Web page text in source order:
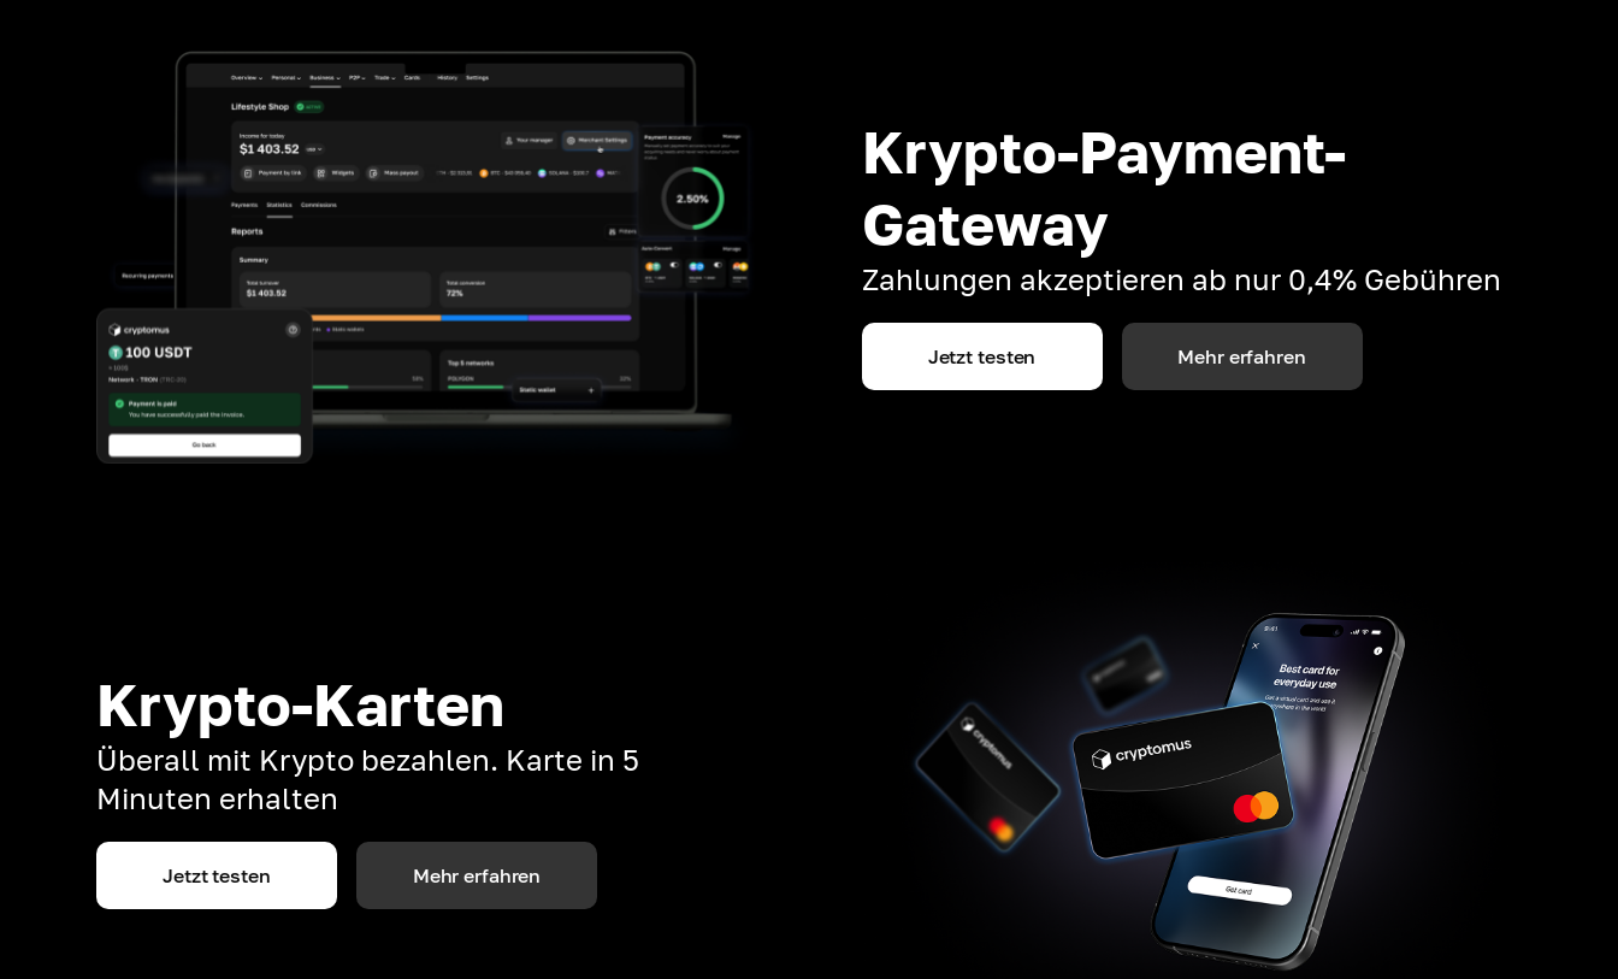
Krypto-Payment-
Gateway
Zahlungen akzeptieren ab nur 0,4% Gebühren
Jetzt testen Mehr erfahren
Krypto-Karten
Überall mit Krypto bezahlen. Karte in 5
Minuten erhalten
Jetzt testen Mehr erfahren